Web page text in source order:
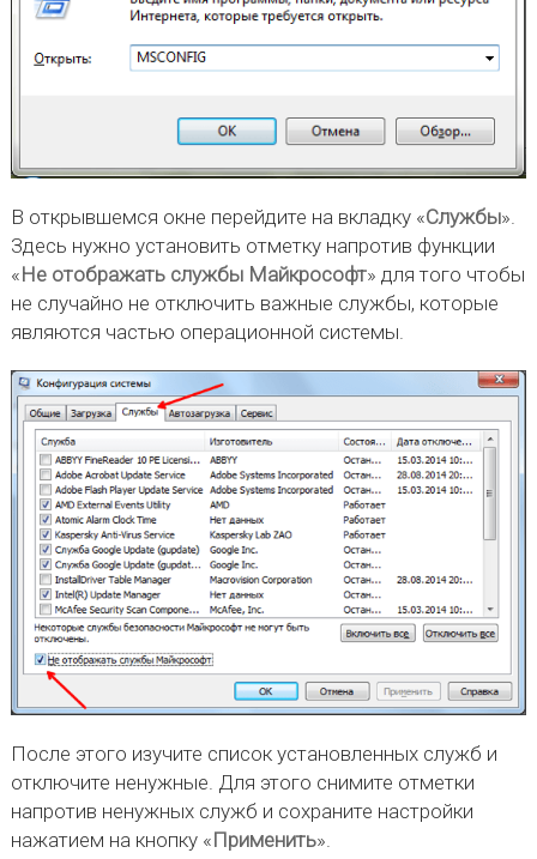
В открывшемся окне перейдите на вкладку «Службы».
Здесь нужно установить отметку напротив функции
«Не отображать службы Майкрософт» для того чтобы
не случайно не отключить важные службы, которые
являются частью операционной системы.
После этого изучите список установленных служб и
отключите ненужные. Для этого снимите отметки
напротив ненужных служб и сохраните настройки
нажатием на кнопку «Применить».